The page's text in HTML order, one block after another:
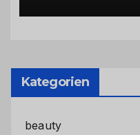
Kategorien
beauty